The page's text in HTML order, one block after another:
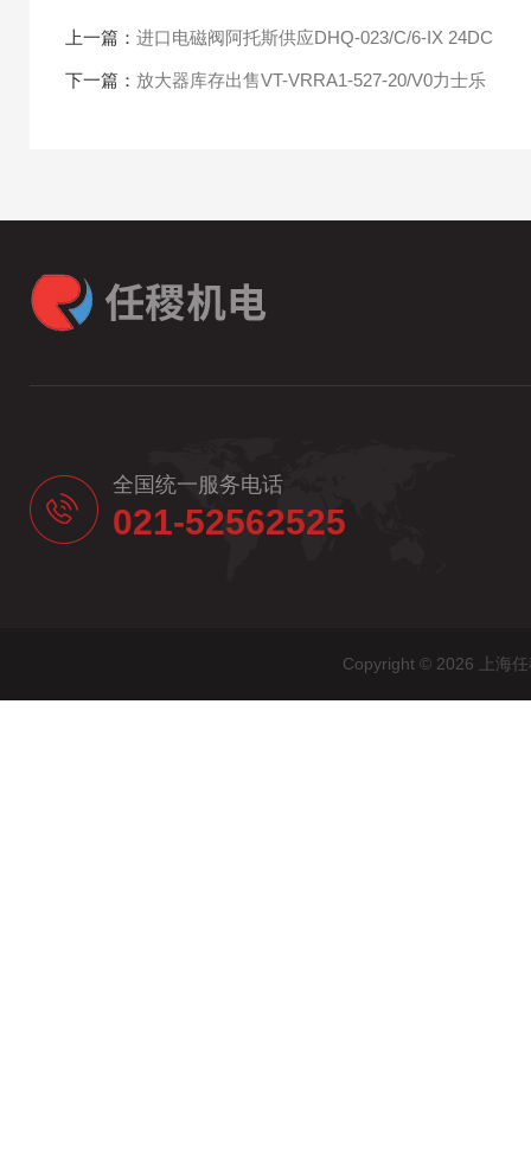
上一篇： 进口电磁阀阿托斯供应DHQ-023/C/6-IX 24DC
下一篇： 放大器库存出售VT-VRRA1-527-20/V0力士乐
全国统一服务电话
021-52562525
Copyright © 2026 上海